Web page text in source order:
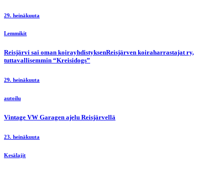
29. heinäkuuta
Lemmikit
Reisjärvi sai oman koirayhdistyksenReisjärven koiraharrastajat ry,
tuttavallisemmin “Kreisidogs”
29. heinäkuuta
autoilu
Vintage VW Garagen ajelu Reisjärvellä
23. heinäkuuta
Kesälajit